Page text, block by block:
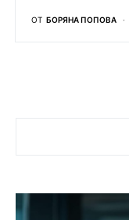
ОТ БОРЯНА ПОПОВА